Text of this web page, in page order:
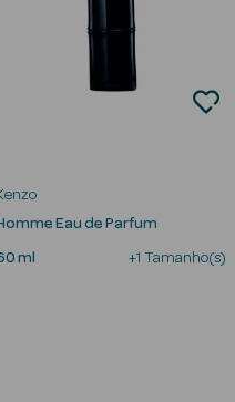
Eau de Parfum
ml +1 Tamanho(s)